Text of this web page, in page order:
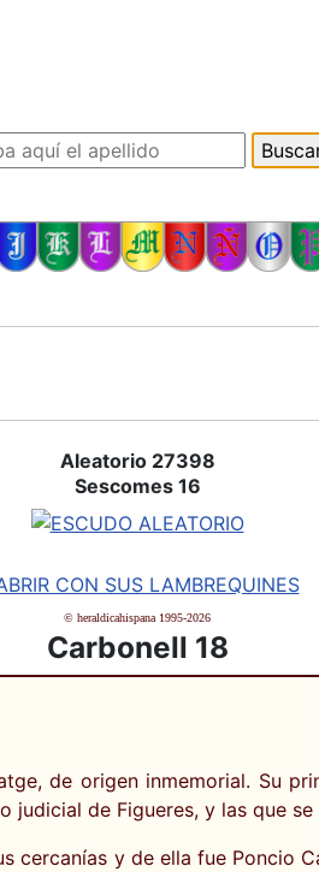
Aleatorio 27398
Sescomes 16
© heraldicahispana 1995-2026
Carbonell 18
de origen inmemorial. Su
de Figueres, y las que
cercanías y de ella fue Poncio